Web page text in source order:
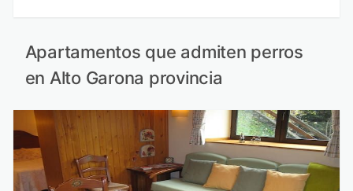
Apartamentos que admiten perros
en Alto Garona provincia